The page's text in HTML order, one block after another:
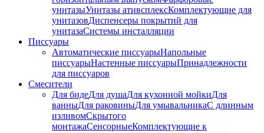
унитазыУнитазы ативсплексКомплектующие для
унитазовДиспенсеры покрытий для
унитазаСистемы инсталляции
Писсуары
Автоматические писсуарыНапольные
писсуарыНастенные писсуарыПринадлежности
для писсуаров
Смесители
Для бидеДля душаДля кухонной мойкиДля
ванныДля раковиныДля умывальникаС длинным
изливомСкрытого
монтажаСенсорныеКомплектующие к